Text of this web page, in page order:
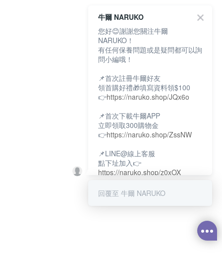
牛爾 NARUKO
您好😊謝謝您關注牛爾
NARUKO！
有任何保養問題或是疑問都可以詢
問小編哦！
📌首次註冊牛爾好友
領首購好禮🎁填寫資料領$100
👉https://naruko.shop/JQx6o
📌首次下載牛爾APP
立即領取300購物金
👉https://naruko.shop/ZssNW
📌LINE@線上客服
點下址加入👉
https://naruko.shop/z0xOX
📌電話客服：02-26581707
回覆至 牛爾 NARUKO